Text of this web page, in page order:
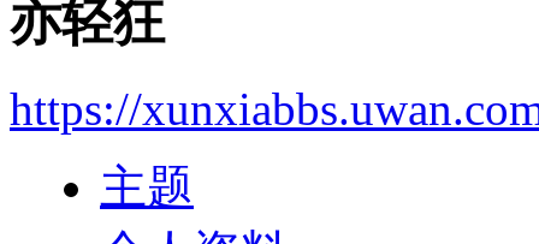
亦轻狂
https://
主题